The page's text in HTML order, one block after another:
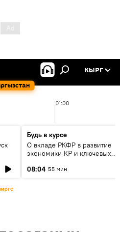
КЫРГ
01:00
Будь в курсе
О вкладе РКФР в развитие
экономики КР и ключевых
08:04 55 мин